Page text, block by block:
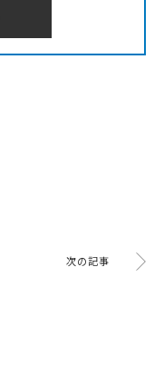
次の記事